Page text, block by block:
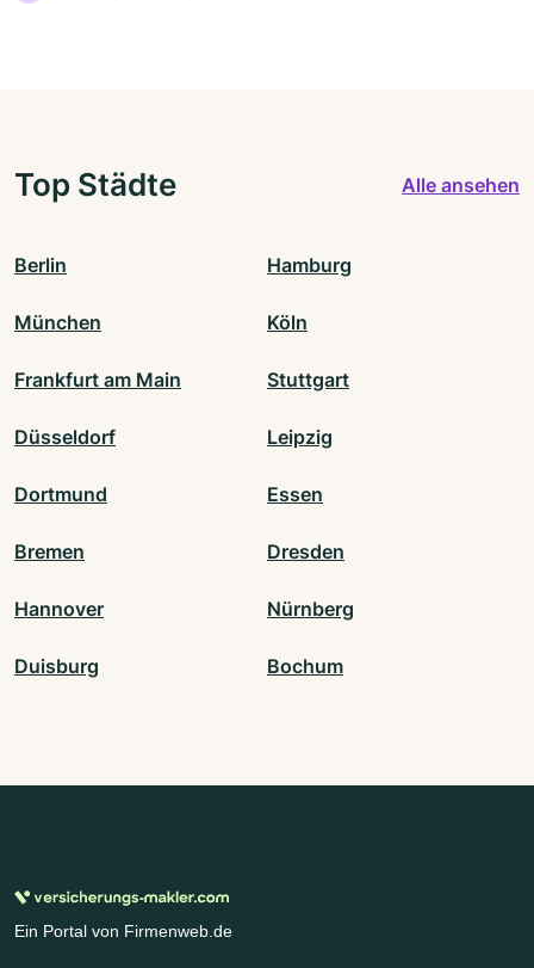
Top Städte Alle ansehen
Berlin Hamburg
München Köln
Frankfurt am Main Stuttgart
Düsseldorf Leipzig
Dortmund Essen
Bremen Dresden
Hannover Nürnberg
Duisburg Bochum
Ein Portal von Firmenweb.de